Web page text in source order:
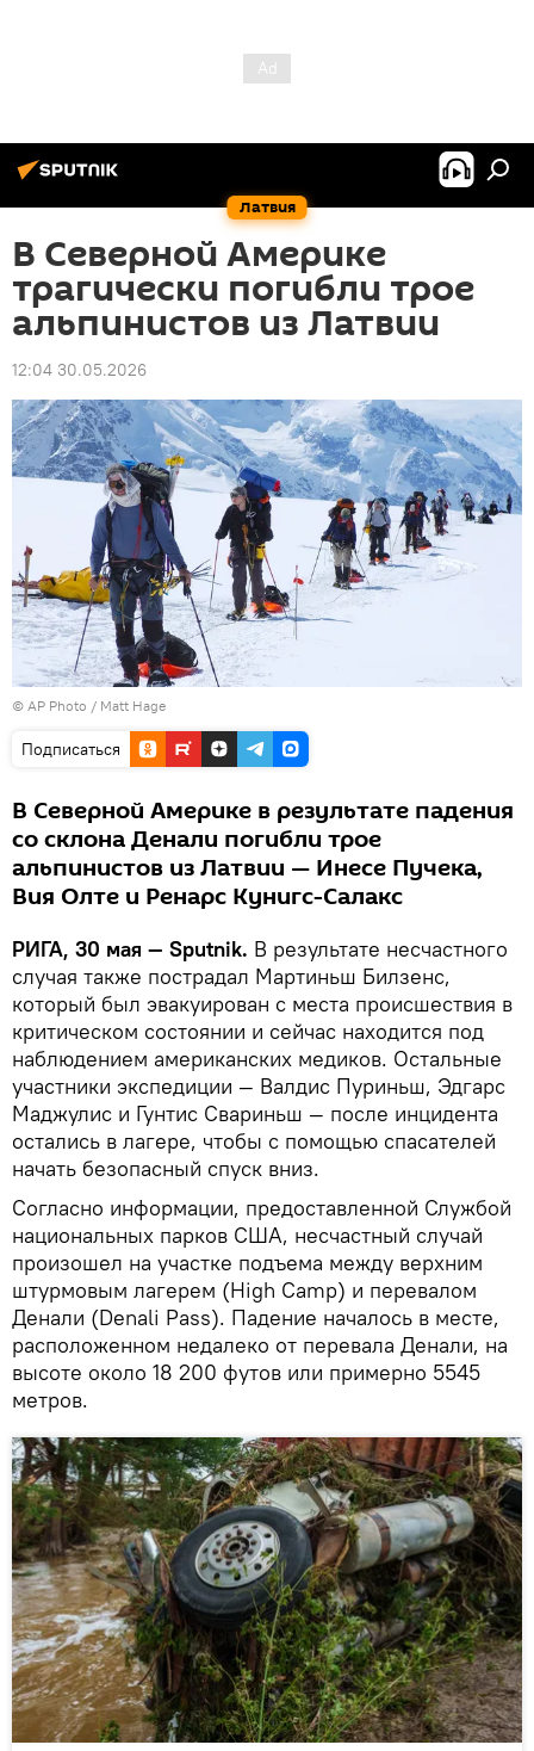
Латвия
В Северной Америке
трагически погибли трое
альпинистов из Латвии
12:04 30.05.2026
© AP Photo / Matt Hage
Подписаться
В Северной Америке в результате падения
со склона Денали погибли трое
альпинистов из Латвии — Инесе Пучека,
Вия Олте и Ренарс Кунигс-Салакс
РИГА, 30 мая — Sputnik. В результате несчастного
случая также пострадал Мартиньш Билзенс,
который был эвакуирован с места происшествия в
критическом состоянии и сейчас находится под
наблюдением американских медиков. Остальные
участники экспедиции — Валдис Пуриньш, Эдгарс
Маджулис и Гунтис Свариньш — после инцидента
остались в лагере, чтобы с помощью спасателей
начать безопасный спуск вниз.
Согласно информации, предоставленной Службой
национальных парков США, несчастный случай
произошел на участке подъема между верхним
штурмовым лагерем (High Camp) и перевалом
Денали (Denali Pass). Падение началось в месте,
расположенном недалеко от перевала Денали, на
высоте около 18 200 футов или примерно 5545
метров.